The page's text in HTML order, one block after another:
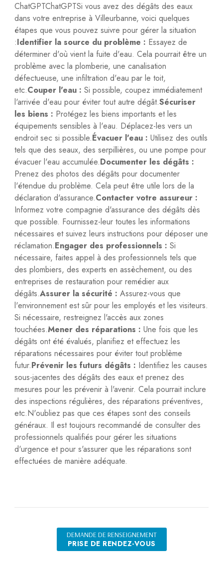
ChatGPTChatGPTSi vous avez des dégâts des eaux
dans votre entreprise à Villeurbanne, voici quelques
étapes que vous pouvez suivre pour gérer la situation
:Identifier la source du problème : Essayez de
déterminer d'où vient la fuite d'eau. Cela pourrait être un
problème avec la plomberie, une canalisation
défectueuse, une infiltration d'eau par le toit,
etc.Couper l'eau : Si possible, coupez immédiatement
l'arrivée d'eau pour éviter tout autre dégât.Sécuriser
les biens : Protégez les biens importants et les
équipements sensibles à l'eau. Déplacez-les vers un
endroit sec si possible.Évacuer l'eau : Utilisez des outils
tels que des seaux, des serpillières, ou une pompe pour
évacuer l'eau accumulée.Documenter les dégâts :
Prenez des photos des dégâts pour documenter
l'étendue du problème. Cela peut être utile lors de la
déclaration d'assurance.Contacter votre assureur :
Informez votre compagnie d'assurance des dégâts dès
que possible. Fournissez-leur toutes les informations
nécessaires et suivez leurs instructions pour déposer une
réclamation.Engager des professionnels : Si
nécessaire, faites appel à des professionnels tels que
des plombiers, des experts en assèchement, ou des
entreprises de restauration pour remédier aux
dégâts.Assurer la sécurité : Assurez-vous que
l'environnement est sûr pour les employés et les visiteurs.
Si nécessaire, restreignez l'accès aux zones
touchées.Mener des réparations : Une fois que les
dégâts ont été évalués, planifiez et effectuez les
réparations nécessaires pour éviter tout problème
futur.Prévenir les futurs dégâts : Identifiez les causes
sous-jacentes des dégâts des eaux et prenez des
mesures pour les prévenir à l'avenir. Cela pourrait inclure
des inspections régulières, des réparations préventives,
etc.N'oubliez pas que ces étapes sont des conseils
généraux. Il est toujours recommandé de consulter des
professionnels qualifiés pour gérer les situations
d'urgence et pour s'assurer que les réparations sont
effectuées de manière adéquate.
DEMANDE DE RENSEIGNEMENT
PRISE DE RENDEZ-VOUS